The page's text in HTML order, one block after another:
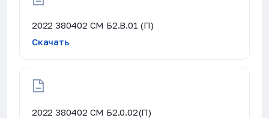
2022 380402 СМ Б2.В.01 (П)
Скачать
2022 380402 СМ Б2.0.02(П)